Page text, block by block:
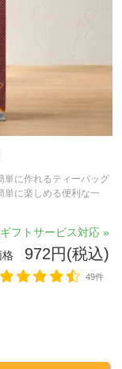
単に作れるティーバッグ
単に楽しめる便利な一
ギフトサービス対応 »
格 972円(税込)
49件